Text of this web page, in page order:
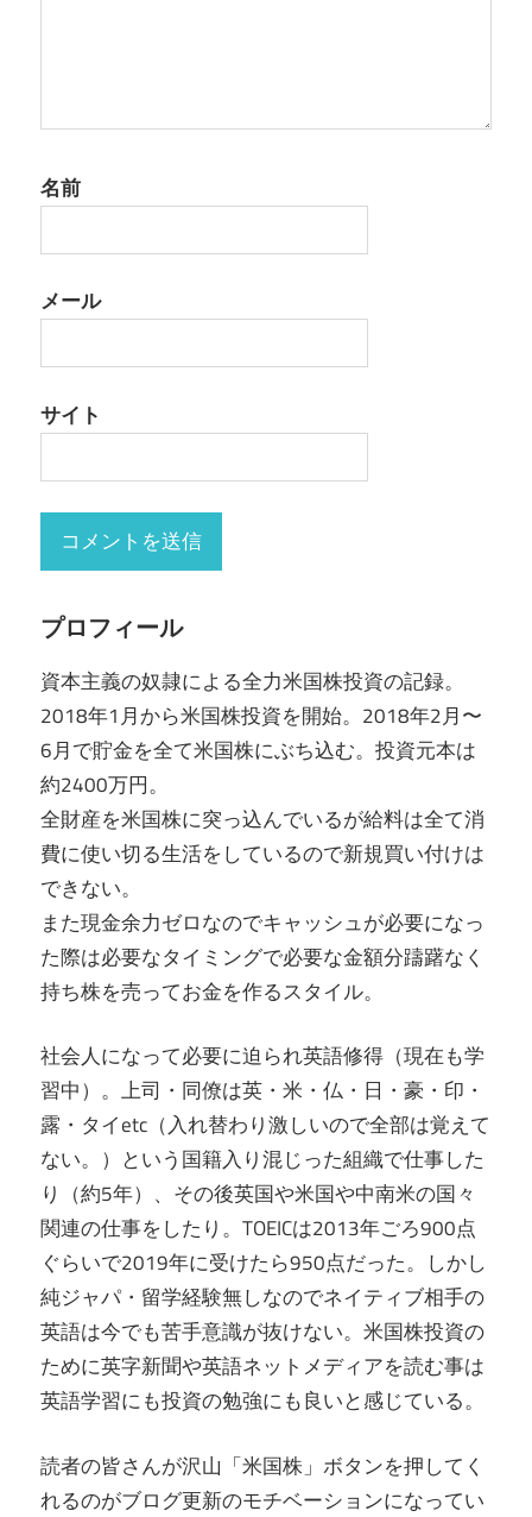
名前
メール
サイト
プロフィール
資本主義の奴隷による全力米国株投資の記録。
2018年1月から米国株投資を開始。2018年2月〜
6月で貯金を全て米国株にぶち込む。投資元本は
約2400万円。
全財産を米国株に突っ込んでいるが給料は全て消
費に使い切る生活をしているので新規買い付けは
できない。
また現金余力ゼロなのでキャッシュが必要になっ
た際は必要なタイミングで必要な金額分躊躇なく
持ち株を売ってお金を作るスタイル。
社会人になって必要に迫られ英語修得（現在も学
習中）。上司・同僚は英・米・仏・日・豪・印・
露・タイetc（入れ替わり激しいので全部は覚えて
ない。）という国籍入り混じった組織で仕事した
り（約5年）、その後英国や米国や中南米の国々
関連の仕事をしたり。TOEICは2013年ごろ900点
ぐらいで2019年に受けたら950点だった。しかし
純ジャパ・留学経験無しなのでネイティブ相手の
英語は今でも苦手意識が抜けない。米国株投資の
ために英字新聞や英語ネットメディアを読む事は
英語学習にも投資の勉強にも良いと感じている。
読者の皆さんが沢山「米国株」ボタンを押してく
れるのがブログ更新のモチベーションになってい